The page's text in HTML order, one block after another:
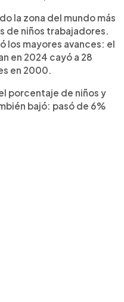
la zona del mundo más
de niños trabajadores.
los mayores avances: el
en 2024 cayó a 28
en 2000.
porcentaje de niños y
bajó: pasó de 6%